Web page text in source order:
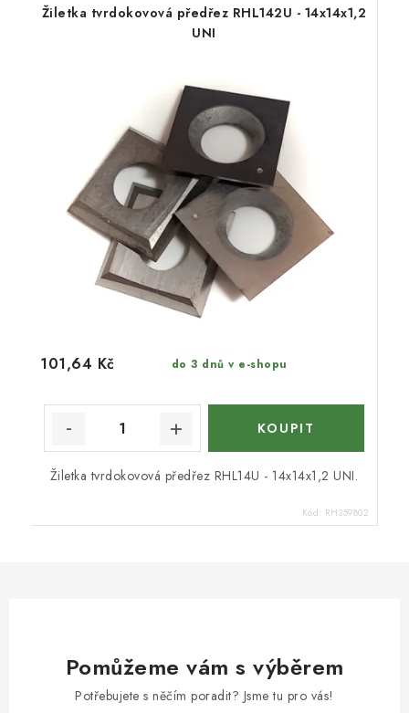
Žiletka tvrdokovová předřez RHL142U - 14x14x1,2
UNI
do 3 dnů v e-shopu
101,64 Kč
Žiletka tvrdokovová předřez RHL14U - 14x14x1,2 UNI.
Kód: RH359802
Pomůžeme vám s výběrem
Potřebujete s něčím poradit? Jsme tu pro vás!